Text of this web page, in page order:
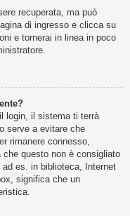
recuperata, ma può
di ingresso e clicca su
e tornerai in linea in poco
login, il sistema ti terrà
serve a evitare che
rimanere connesso,
che questo non è consigliato
es. in biblioteca, Internet
significa che un